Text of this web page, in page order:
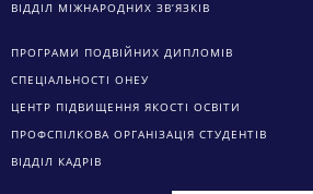
ВІДДІЛ МІЖНАРОДНИХ ЗВ’ЯЗКІВ
ПРОГРАМИ ПОДВІЙНИХ ДИПЛОМІВ
СПЕЦІАЛЬНОСТІ ОНЕУ
ЦЕНТР ПІДВИЩЕННЯ ЯКОСТІ ОСВІТИ
ПРОФСПІЛКОВА ОРГАНІЗАЦІЯ СТУДЕНТІВ
ВІДДІЛ КАДРІВ